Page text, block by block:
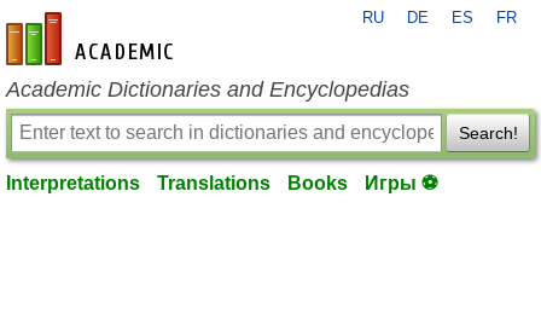
en-academic.com
RU DE ES FR
Academic Dictionaries and Encyclopedias
Search!
Interpretations Translations Books Игры ⚽